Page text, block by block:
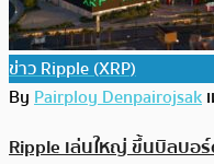
ข่าว Ripple (XRP)
ByPairploy Denpairojsak
Ripple เล่นใหญ่ ขึ้นบิลบอ